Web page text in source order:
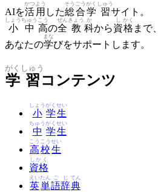
AIを活
かつ
用
よう
した総
そう
合
ごう
学
がく
習
しゅう
サイト。
小
しょう
中
ちゅう
高
こう
の全
ぜん
教
きょう
科
か
から資
し
格
かく
まで、
あなたの学
まな
びをサポートします。
学
がく
習
しゅう
コンテンツ
小
しょう
学
がく
生
せい
中
ちゅう
学
がく
生
せい
高
こう
校
こう
生
せい
資格
しかく
英
えい
単
たん
語
ご
辞
じ
典
てん